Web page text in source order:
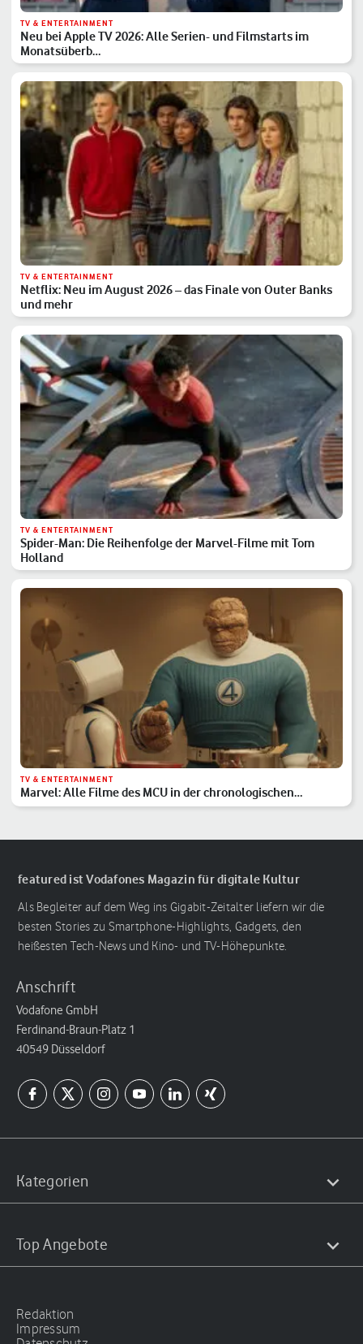
TV & ENTERTAINMENT
Neu bei Apple TV 2026: Alle Serien- und Filmstarts im
Monatsüberb…
TV & ENTERTAINMENT
Netflix: Neu im August 2026 – das Finale von Outer Banks
und mehr
TV & ENTERTAINMENT
Spider-Man: Die Reihenfolge der Marvel-Filme mit Tom
Holland
TV & ENTERTAINMENT
Marvel: Alle Filme des MCU in der chronologischen
Reihenfolge
featured ist Vodafones Magazin für digitale Kultur
Als Begleiter auf dem Weg ins Gigabit-Zeitalter liefern wir die
besten Stories zu Smartphone-Highlights, Gadgets, den
heißesten Tech-News und Kino- und TV-Höhepunkte.
Anschrift
Vodafone GmbH
Ferdinand-Braun-Platz 1
40549 Düsseldorf
Kategorien
Top Angebote
Redaktion
Impressum